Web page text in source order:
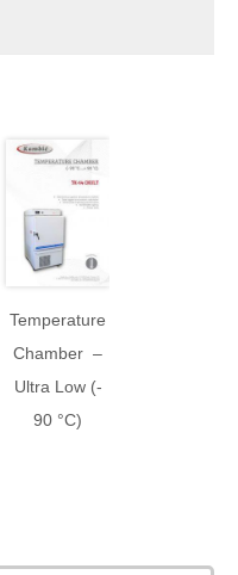
Temperature
Chamber –
Ultra Low (-
90 °C)